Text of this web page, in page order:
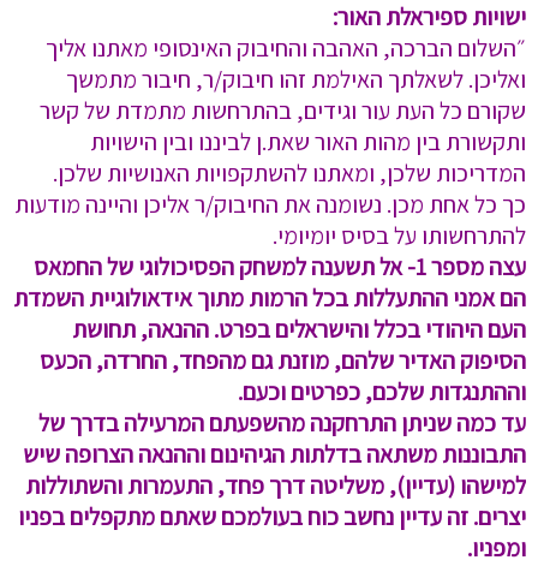
ישויות ספיראלת האור:
״השלום הברכה, האהבה והחיבוק האינסופי מאתנו אליך
ואליכן. לשאלתך האילמת זהו חיבוק/ר, חיבור מתמשך
שקורם כל העת עור וגידים, בהתרחשות מתמדת של קשר
ותקשורת בין מהות האור שאת.ן לביננו ובין הישויות
המדריכות שלכן, ומאתנו להשתקפויות האנושיות שלכן.
כך כל אחת מכן. נשומנה את החיבוק/ר אליכן והיינה מודעות
להתרחשותו על בסיס יומיומי.
עצה מספר 1- אל תשענה למשחק הפסיכולוגי של החמאס
הם אמני ההתעללות בכל הרמות מתוך אידאולוגיית השמדת
העם היהודי בכלל והישראלים בפרט. ההנאה, תחושת
הסיפוק האדיר שלהם, מוזנת גם מהפחד, החרדה, הכעס
וההתנגדות שלכם, כפרטים וכעם.
עד כמה שניתן התרחקנה מהשפעתם המרעילה בדרך של
התבוננות משתאה בדלתות הגיהינום וההנאה הצרופה שיש
למישהו (עדיין), משליטה דרך פחד, התעמרות והשתוללות
יצרים. זה עדיין נחשב כוח בעולמכם שאתם מתקפלים בפניו
ומפניו.